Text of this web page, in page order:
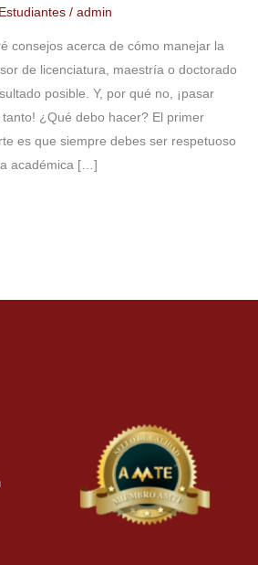
Estudiantes/ admin
consejos acerca de cómo manejar la
de licenciatura, maestría o doctorado
posible. Y, por qué no, ¡pasar
¿Qué debo hacer? El primer
es que siempre debes ser respetuoso
académica […]